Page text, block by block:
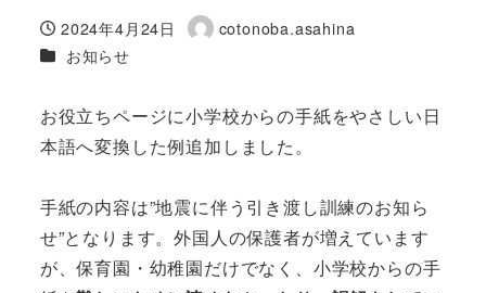
投稿日
2024年4月24日
著
cotonoba.asahina
カテゴリー
お知らせ
お役立ちページに小学校からの手紙をやさしい日
本語へ変換した例追加しました。
手紙の内容は”地震に伴う引き渡し訓練のお知ら
せ”となります。外国人の保護者が増えています
が、保育園・幼稚園だけでなく、小学校からの手